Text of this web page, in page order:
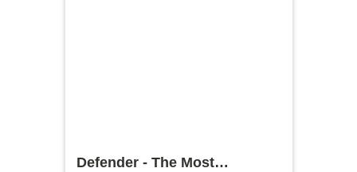
Defender - The Most